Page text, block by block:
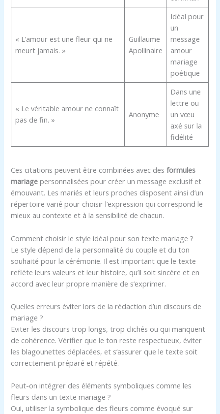
« L’amour est une fleur qui ne
meurt jamais. »
Guillaume
Apollinaire
Idéal pour
un
message
amour
mariage
poétique
« Le véritable amour ne connaît
pas de fin. »
Anonyme
Dans une
lettre ou
un vœu
axé sur la
fidélité
Ces citations peuvent être combinées avec desformules
mariage personnalisées pour créer un message exclusif et
émouvant. Les mariés et leurs proches disposent ainsi d’un
répertoire varié pour choisir l’expression qui correspond le
mieux au contexte et à la sensibilité de chacun.
Comment choisir le style idéal pour son texte mariage ?
Le style dépend de la personnalité du couple et du ton
souhaité pour la cérémonie. Il est important que le texte
reflète leurs valeurs et leur histoire, qu’il soit sincère et en
accord avec leur propre manière de s’exprimer.
Quelles erreurs éviter lors de la rédaction d’un discours de
mariage ?
Eviter les discours trop longs, trop clichés ou qui manquent
de cohérence. Vérifier que le ton reste respectueux, éviter
les blagounettes déplacées, et s’assurer que le texte soit
correctement préparé et répété.
Peut-on intégrer des éléments symboliques comme les
fleurs dans un texte mariage ?
Oui, utiliser la symbolique des fleurs comme évoqué sur